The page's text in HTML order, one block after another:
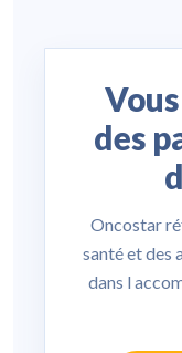
des
Oncostar
santé et des
dans l